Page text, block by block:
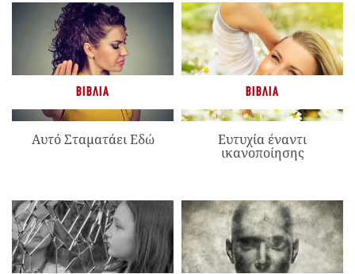
ΒΙΒΛΊΑ
Αυτό Σταματάει Εδώ
ΒΙΒΛΊΑ
Ευτυχία έναντι
ικανοποίησης